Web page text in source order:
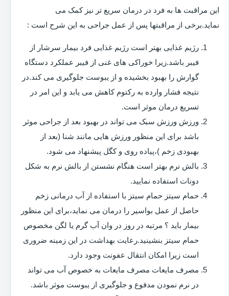
این مراقبت ها به فرد در درمان سریع تر نیز کمک می
نماید.برخی از مراقبتها پس از عمل جراحی به این شرح است :
رژیم غذایی بهتر است رژیم غذایی فرد بیمار سرشار از
فیبر باشد.زیرا خوراکی های غنی از فیبر عملکرد دستگاه
گوارش را بهبود بخشیده و از یبوست جلوگیری می کند.در
نتیجه فشار وارده به رکتوم کاهش می یابد و این امر در
تسریع درمان موثر است.
ورزش ورزش سبک می تواند در بهبود بعد از جراحی موثر
باشد برای این منظور ورزش هایی مانند شنا (بعد از
بهبودی زخم )،پیاده روی و کگل پیشنهاد می شود.
بالش نرم بهتر است هنگام نشستن از بالش نرم به شکل
دونات استفاده نمایید.
حمام سیتز حمام سیتز با استفاده از آب درمانی زخم
حاصل از عمل بواسیر را درمان می نماید،برای این منظور
بیمار باید ؟ مرتبه در روز در وان آب گرم یا لگن مخصوص
حمام سیتز بنشینید.رعایت بهداشت در این زمینه ضروری
است زیرا امکان انتقال عفونت وجود دارد.
مصرف مایعات مصرف مایعات به خصوص آب می تواند
در نرم نمودن مدفوع و جلوگیری از یبوست موثر باشد.